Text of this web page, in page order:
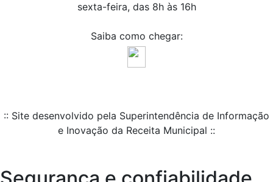
sexta-feira, das 8h às 16h
Saiba como chegar:
:: Site desenvolvido pela Superintendência de Informação
e Inovação da Receita Municipal ::